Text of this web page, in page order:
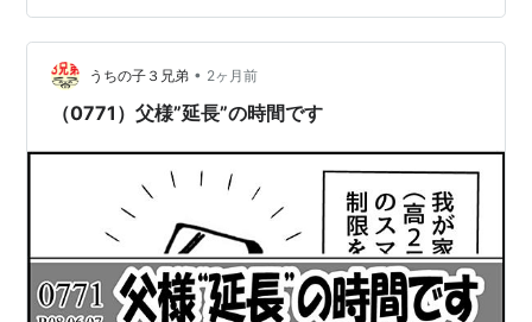
です。 生物学的には、娘は思春期になると、父親を生理
的に嫌うようになると言うのです。 父親からすると、娘
に嫌われるのは、死ぬほど辛いと言う話も聞…
うちの子３兄弟 • 2ヶ月前
（0771）父様”延長”の時間です